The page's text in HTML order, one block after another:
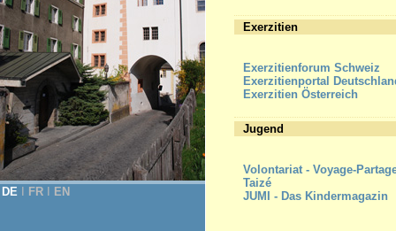
DE FR EN
Exerzitien
Exerzitienforum Schweiz
Exerzitienportal
Exerzitien Österreich
Jugend
Volontariat - Voyage-
Taizé
JUMI - Das Kindermagazin